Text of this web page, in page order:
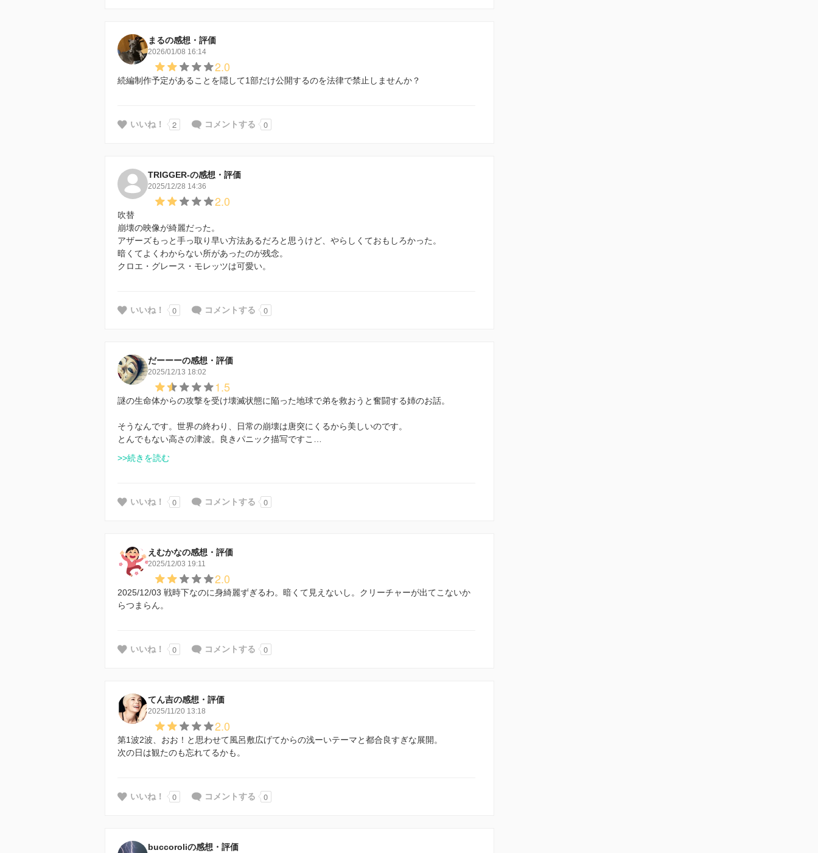
まるの感想・評価
2026/01/08 16:14
2.0
続編制作予定があることを隠して1部だけ公開するのを法律で禁止しませんか？
いいね！ 2 コメントする 0
TRIGGER-の感想・評価
2025/12/28 14:36
2.0
吹替
崩壊の映像が綺麗だった。
アザーズもっと手っ取り早い方法あるだろと思うけど、やらしくておもしろかった。
暗くてよくわからない所があったのが残念。
クロエ・グレース・モレッツは可愛い。
いいね！ 0 コメントする 0
だーーーの感想・評価
2025/12/13 18:02
1.5
謎の生命体からの攻撃を受け壊滅状態に陥った地球で弟を救おうと奮闘する姉のお話。
そうなんです。世界の終わり、日常の崩壊は唐突にくるから美しいのです。
とんでもない高さの津波。良きパニック描写ですこ…
>>続きを読む
いいね！ 0 コメントする 0
えむかなの感想・評価
2025/12/03 19:11
2.0
2025/12/03 戦時下なのに身綺麗ずぎるわ。暗くて見えないし。クリーチャーが出てこないか
らつまらん。
いいね！ 0 コメントする 0
てん吉の感想・評価
2025/11/20 13:18
2.0
第1波2波、おお！と思わせて風呂敷広げてからの浅ーいテーマと都合良すぎな展開。
次の日は観たのも忘れてるかも。
いいね！ 0 コメントする 0
buccoroliの感想・評価